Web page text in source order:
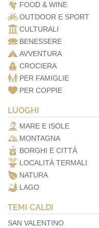
FOOD & WINE
OUTDOOR E SPORT
CULTURALI
BENESSERE
AVVENTURA
CROCIERA
PER FAMIGLIE
PER COPPIE
LUOGHI
MARE E ISOLE
MONTAGNA
BORGHI E CITTÀ
LOCALITÀ TERMALI
NATURA
LAGO
TEMI CALDI
SAN VALENTINO